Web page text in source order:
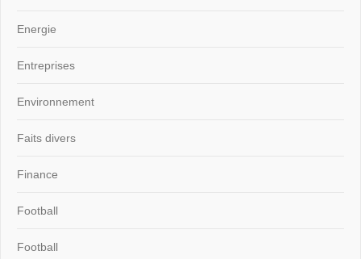
Energie
Entreprises
Environnement
Faits divers
Finance
Football
Football